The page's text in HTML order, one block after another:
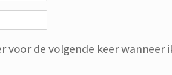
de volgende keer wanneer